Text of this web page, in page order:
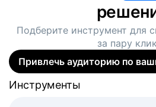
Подберите инструмент для
за пару
Привлечь аудиторию по
Инструменты
Инструменты
Инструменты